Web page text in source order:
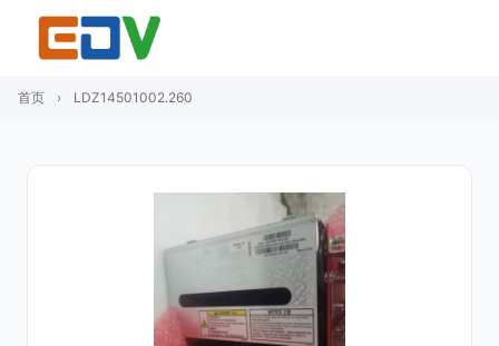
首页 › LDZ14501002.260